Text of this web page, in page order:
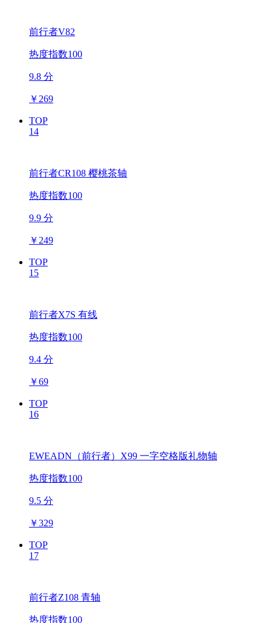
前行者V82
热度指数100
9.8 分
￥ 269
TOP
14
前行者CR108 樱桃茶轴
热度指数100
9.9 分
￥ 249
TOP
15
前行者X7S 有线
热度指数100
9.4 分
￥69
TOP
16
EWEADN（前行者）X99 一字空格版礼物轴
热度指数100
9.5 分
￥329
TOP
17
前行者Z108 青轴
热度指数100